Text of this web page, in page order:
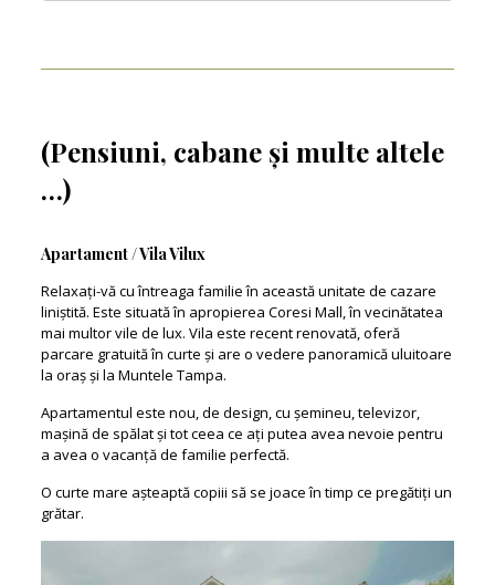
(Pensiuni, cabane și multe altele
…)
Apartament / Vila Vilux
Relaxați-vă cu întreaga familie în această unitate de cazare
liniștită. Este situată în apropierea Coresi Mall, în vecinătatea
mai multor vile de lux. Vila este recent renovată, oferă
parcare gratuită în curte și are o vedere panoramică uluitoare
la oraș și la Muntele Tampa.
Apartamentul este nou, de design, cu șemineu, televizor,
mașină de spălat și tot ceea ce ați putea avea nevoie pentru
a avea o vacanță de familie perfectă.
O curte mare așteaptă copiii să se joace în timp ce pregătiți un
grătar.